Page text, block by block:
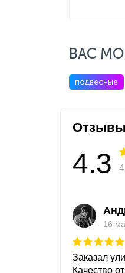
ВАС
подвесные
Отзывы
4.3
16
Заказал
Качество